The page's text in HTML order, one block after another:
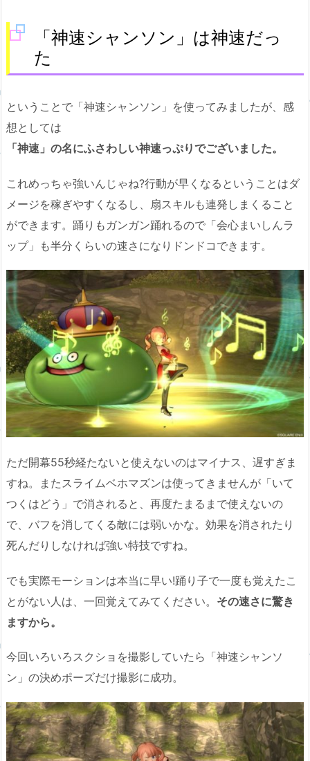
「神速シャンソン」は神速だっ
た
ということで「神速シャンソン」を使ってみましたが、感
想としては
「神速」の名にふさわしい神速っぷりでございました。
これめっちゃ強いんじゃね?行動が早くなるということはダ
メージを稼ぎやすくなるし、扇スキルも連発しまくること
ができます。踊りもガンガン踊れるので「会心まいしんラ
ップ」も半分くらいの速さになりドンドコできます。
ただ開幕55秒経たないと使えないのはマイナス、遅すぎま
すね。またスライムベホマズンは使ってきませんが「いて
つくはどう」で消されると、再度たまるまで使えないの
で、バフを消してくる敵には弱いかな。効果を消されたり
死んだりしなければ強い特技ですね。
でも実際モーションは本当に早い!踊り子で一度も覚えたこ
とがない人は、一回覚えてみてください。 その速さに驚き
ますから。
今回いろいろスクショを撮影していたら「神速シャンソ
ン」の決めポーズだけ撮影に成功。